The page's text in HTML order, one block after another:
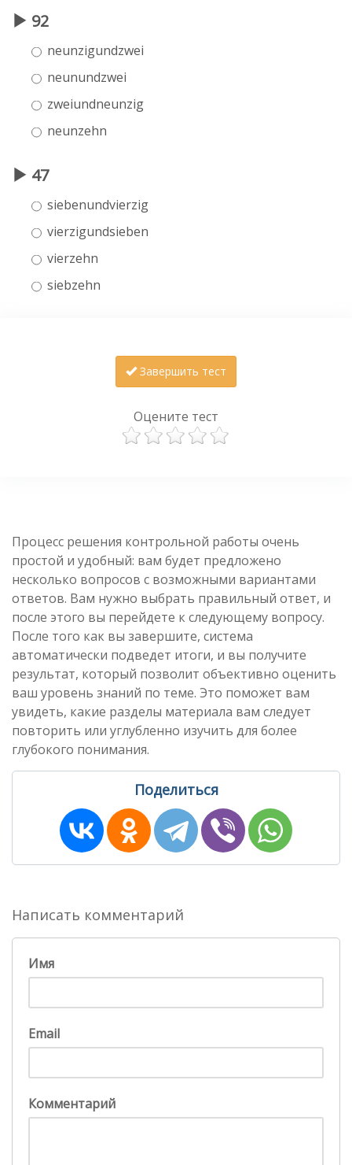
92
neunzigundzwei
neunundzwei
zweiundneunzig
neunzehn
47
siebenundvierzig
vierzigundsieben
vierzehn
siebzehn
Завершить тест
Оцените тест
Процесс решения контрольной работы очень
простой и удобный: вам будет предложено
несколько вопросов с возможными вариантами
ответов. Вам нужно выбрать правильный ответ, и
после этого вы перейдете к следующему вопросу.
После того как вы завершите, система
автоматически подведет итоги, и вы получите
результат, который позволит объективно оценить
ваш уровень знаний по теме. Это поможет вам
увидеть, какие разделы материала вам следует
повторить или углубленно изучить для более
глубокого понимания.
Поделиться
Написать комментарий
Имя
Email
Комментарий